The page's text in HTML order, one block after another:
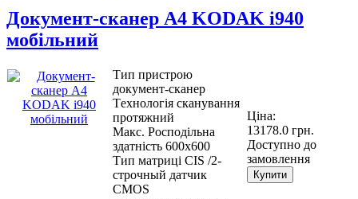
Документ-сканер A4 KODAK i940
мобільний
Тип пристрою
документ-сканер
Tехнологія сканування
протяжний
Макс. Росподільна
здатність 600x600
Тип матриці CIS /2-
строчный датчик
CMOS
Ціна:
13178.0 грн.
Доступно до
замовлення
Купити